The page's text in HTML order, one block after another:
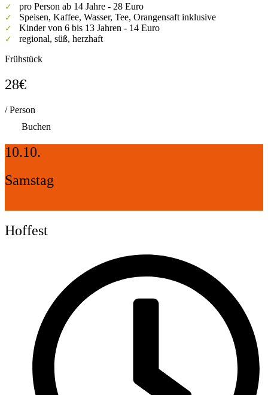
✓ pro Person ab 14 Jahre - 28 Euro
✓ Speisen, Kaffee, Wasser, Tee, Orangensaft inklusive
✓ Kinder von 6 bis 13 Jahren - 14 Euro
✓
regional, süß, herzhaft
Frühstück
28€
/ Person
Buchen
10.10.
Samstag
Hoffest